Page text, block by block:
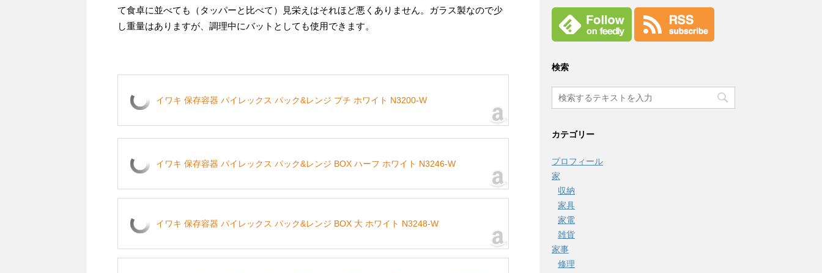
て食卓に並べても（タッパーと比べて）見栄えはそれほど悪くありません。ガラス製なので少
し重量はありますが、調理中にバットとしても使用できます。
イワキ 保存容器 パイレックス パック&レンジ プチ ホワイト N3200-W
イワキ 保存容器 パイレックス パック&レンジ BOX ハーフ ホワイト N3246-W
イワキ 保存容器 パイレックス パック&レンジ BOX 大 ホワイト N3248-W
検索
カテゴリー
プロフィール
家
収納
家具
家電
雑貨
家事
修理